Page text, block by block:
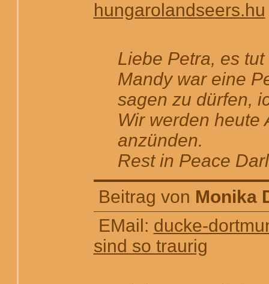
hungarolandseers.hu
Liebe Petra, es
Mandy war eine
sagen zu dürfen,
Wir werden heute
anzünden.
Rest in Peace
Beitrag von Monika
EMail: ducke-
sind so traurig